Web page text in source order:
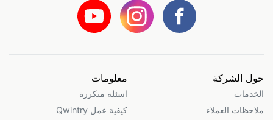
حول الشركة
الخدمات
ملاحظات العملاء
معلومات
اسئلة متكررة
كيفية عمل Qwintry